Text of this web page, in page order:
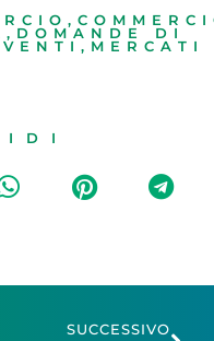
,
, DOMANDE DI
, MERCATI
SUCCESSIVO